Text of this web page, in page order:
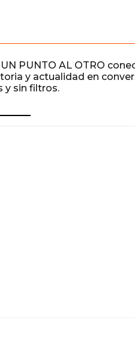
PUNTO AL OTRO
y actualidad en
y sin filtros.